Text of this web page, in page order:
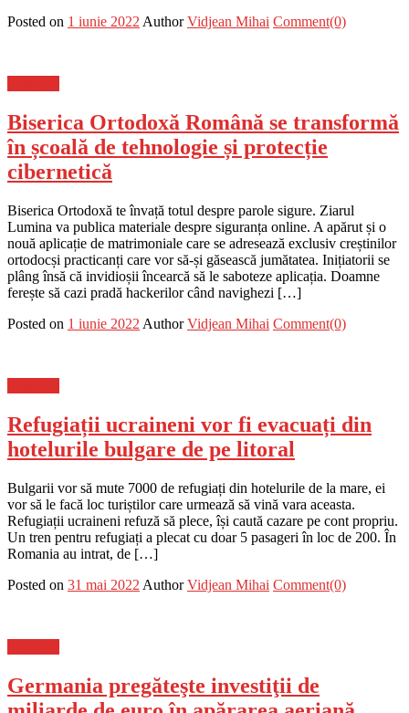
Posted on 1 iunie 2022 Author Vidjean Mihai Comment(0)
Biserica Ortodoxă Română se transformă
în școală de tehnologie și protecție
cibernetică
Biserica Ortodoxă te învață totul despre parole sigure. Ziarul
Lumina va publica materiale despre siguranța online. A apărut și o
nouă aplicație de matrimoniale care se adresează exclusiv creștinilor
ortodocși practicanți care vor să-și găsească jumătatea. Inițiatorii se
plâng însă că invidioșii încearcă să le saboteze aplicația. Doamne
ferește să cazi pradă hackerilor când navighezi […]
Posted on 1 iunie 2022 Author Vidjean Mihai Comment(0)
Refugiații ucraineni vor fi evacuați din
hotelurile bulgare de pe litoral
Bulgarii vor să mute 7000 de refugiați din hotelurile de la mare, ei
vor să le facă loc turiștilor care urmează să vină vara aceasta.
Refugiații ucraineni refuză să plece, își caută cazare pe cont propriu.
Un tren pentru refugiați a plecat cu doar 5 pasageri în loc de 200. În
Romania au intrat, de […]
Posted on 31 mai 2022 Author Vidjean Mihai Comment(0)
Germania pregăteşte investiţii de